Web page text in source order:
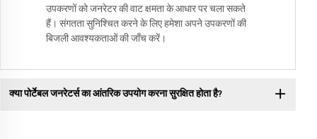
उपकरणों को जनरेटर की वाट क्षमता के आधार पर चला सकते
हैं। संगतता सुनिश्चित करने के लिए हमेशा अपने उपकरणों की
बिजली आवश्यकताओं की जाँच करें।
क्या पोर्टेबल जनरेटर्स का आंतरिक उपयोग करना सुरक्षित होता है?